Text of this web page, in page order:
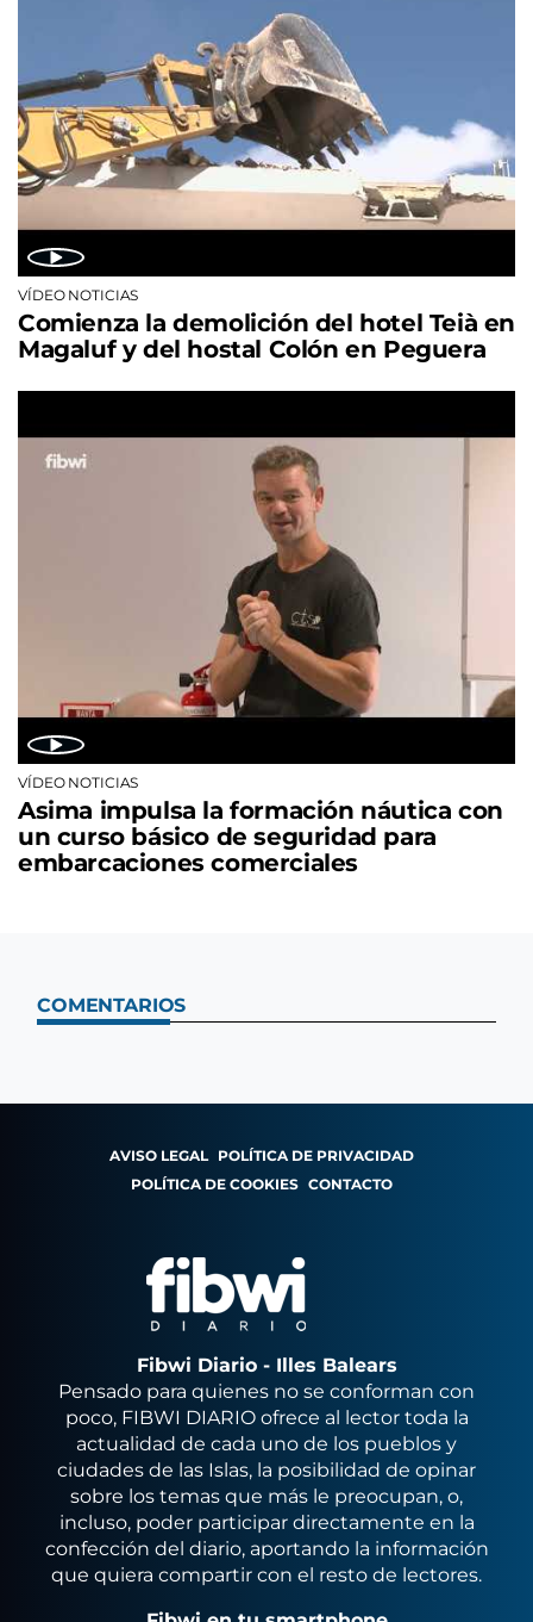
VÍDEO NOTICIAS
Comienza la demolición del hotel Teià en
Magaluf y del hostal Colón en Peguera
VÍDEO NOTICIAS
Asima impulsa la formación náutica con
un curso básico de seguridad para
embarcaciones comerciales
COMENTARIOS
AVISO LEGAL POLÍTICA DE PRIVACIDAD
POLÍTICA DE COOKIES CONTACTO
Fibwi Diario - Illes Balears
Pensado para quienes no se conforman con
poco, FIBWI DIARIO ofrece al lector toda la
actualidad de cada uno de los pueblos y
ciudades de las Islas, la posibilidad de opinar
sobre los temas que más le preocupan, o,
incluso, poder participar directamente en la
confección del diario, aportando la información
que quiera compartir con el resto de lectores.